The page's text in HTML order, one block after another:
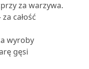
za warzywa.
całość
wyroby
gęsi